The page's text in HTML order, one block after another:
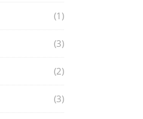
(1)
(3)
(2)
(3)